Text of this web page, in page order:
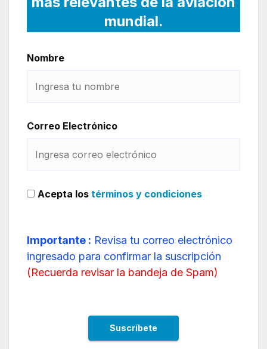
mundial.
Nombre
Correo Electrónico
Acepta los términos y condiciones
Importante : Revisa tu correo electrónico
ingresado para confirmar la suscripción
(Recuerda revisar la bandeja de Spam)